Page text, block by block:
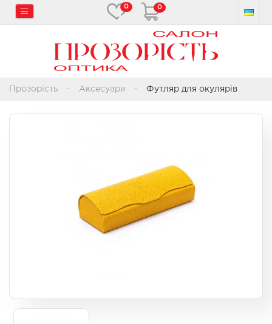
0 0
Прозорість Аксесуари Футляр для окулярів